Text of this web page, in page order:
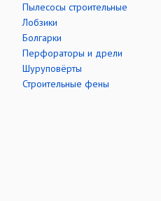
Пылесосы строительные
Лобзики
Болгарки
Перфораторы и дрели
Шуруповёрты
Строительные фены